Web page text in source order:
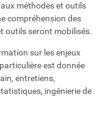
méthodes et outils
compréhension des
outils seront mobilisés.
sur les enjeux
est donnée
entretiens,
ingénierie de